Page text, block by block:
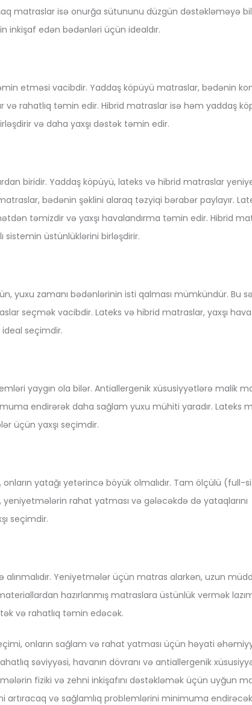
matraslar isə onurğa sütununu düzgün dəstəkləməyə
inkişaf edən bədənləri üçün idealdır.
etməsi vacibdir. Yaddaş köpüyü matraslar, bədənin
və rahatlıq təmin edir. Hibrid matraslar isə həm yaddaş
və daha yaxşı dəstək təmin edir.
biridir. Yaddaş köpüyü, lateks və hibrid matraslar
bədənin şəklini alaraq təzyiqi bərabər paylayır.
təmizdir və yaxşı havalandırma təmin edir. Hibrid
üstünlüklərini birləşdirir.
yuxu zamanı bədənlərinin isti qalması mümkündür. Bu
seçmək vacibdir. Lateks və hibrid matraslar, yaxşı hava
seçimdir.
yaygın ola bilər. Antiallergenik xüsusiyyətlərə malik
endirərək daha sağlam yuxu mühiti yaradır. Lateks
üçün yaxşı seçimdir.
yatağı yetərincə böyük olmalıdır. Tam ölçülü (full-
rahat yatması və gələcəkdə də yataqlarını
seçimdir.
Yeniyetmələr üçün matras alarkən, uzun
hazırlanmış matraslara üstünlük vermək
və rahatlıq təmin edəcək.
onların sağlam və rahat yatması üçün həyati
səviyyəsi, havanın dövranı və antiallergenik
fiziki və zehni inkişafını dəstəkləmək üçün uyğun
artıracaq və sağlamlıq problemlərini minimuma